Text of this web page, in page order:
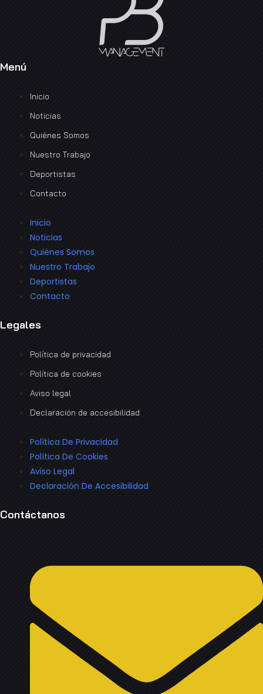
Menú
Inicio
Noticias
Quiénes Somos
Nuestro Trabajo
Deportistas
Contacto
Inicio
Noticias
Quiénes Somos
Nuestro Trabajo
Deportistas
Contacto
Legales
Política de privacidad
Política de cookies
Aviso legal
Declaración de accesibilidad
Política De Privacidad
Política De Cookies
Aviso Legal
Declaración De Accesibilidad
Contáctanos